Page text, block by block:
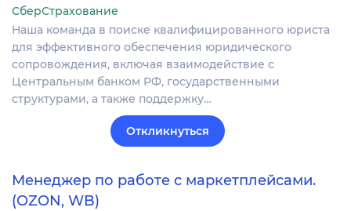
СберСтрахование
Наша команда в поиске квалифицированного юриста
для эффективного обеспечения юридического
сопровождения, включая взаимодействие с
Центральным банком РФ, государственными
структурами, а также поддержку…
Откликнуться
Менеджер по работе с маркетплейсами.
(OZON, WB)